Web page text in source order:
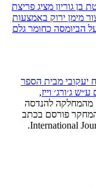
גוריון מציג פריצת
מימן ירוק באמצעות
הביומסה כחומר גלם
יעקובי מבית הספר
ג׳ורג׳ וייז,
מהמחלקה להנדסה
המחקר פורסם בכתב